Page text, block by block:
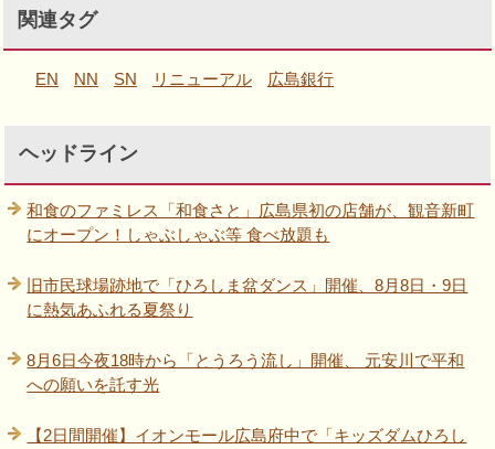
関連タグ
EN NN SN リニューアル 広島銀行
ヘッドライン
和食のファミレス「和食さと」広島県初の店舗が、観音新町
にオープン！しゃぶしゃぶ等 食べ放題も
旧市民球場跡地で「ひろしま盆ダンス」開催、8月8日・9日
に熱気あふれる夏祭り
8月6日今夜18時から「とうろう流し」開催、 元安川で平和
への願いを託す光
【2日間開催】イオンモール広島府中で「キッズダムひろし